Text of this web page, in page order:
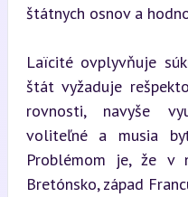
štátnych osnov a
Laïcité ovplyvňuje
štát vyžaduje
rovnosti, navyše
voliteľné a musia
Problémom je, že v
Bretónsko, západ